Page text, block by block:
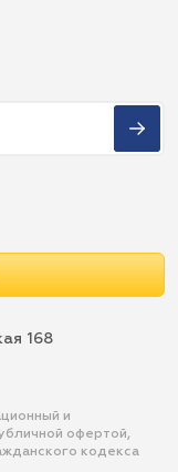
168
и
офертой,
кодекса